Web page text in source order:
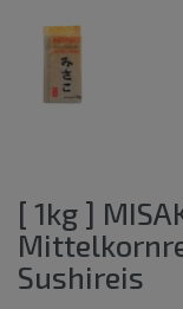
[ 1kg ]
Sushireis